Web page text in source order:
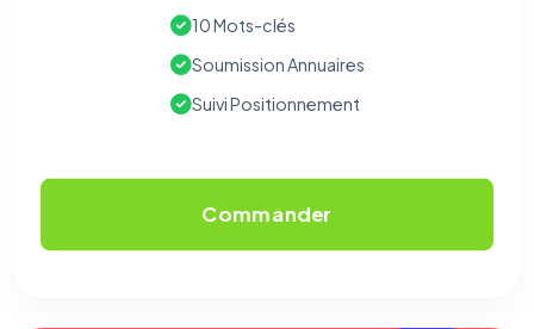
10 Mots-clés
Soumission Annuaires
Suivi Positionnement
Commander